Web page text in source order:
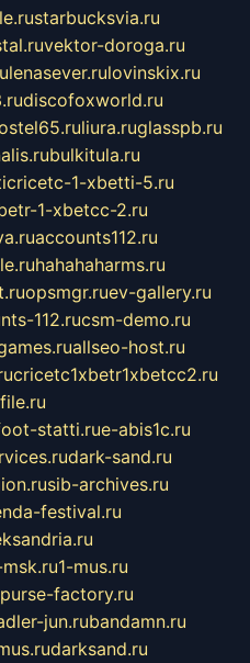
starbucksvia.ru
vektor-doroga.ru
lenasever.rulovinskix.ru
discofoxworld.ru
liura.ruglasspb.ru
bulkitula.ru
1-xbetti-5.ru
1-xbetcc-2.ru
accounts112.ru
hahahaharms.ru
opsmgr.ruev-gallery.ru
112.rucsm-demo.ru
allseo-host.ru
cricetc1xbetr1xbetcc2.ru
statti.rue-abis1c.ru
dark-sand.ru
sib-archives.ru
festival.ru
1-mus.ru
purse-factory.ru
jun.rubandamn.ru
darksand.ru